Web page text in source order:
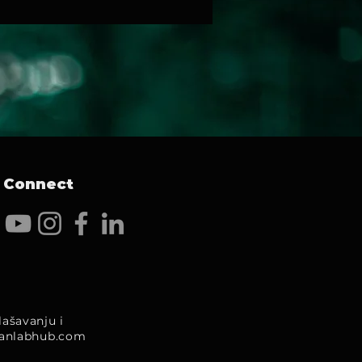
i
Connect